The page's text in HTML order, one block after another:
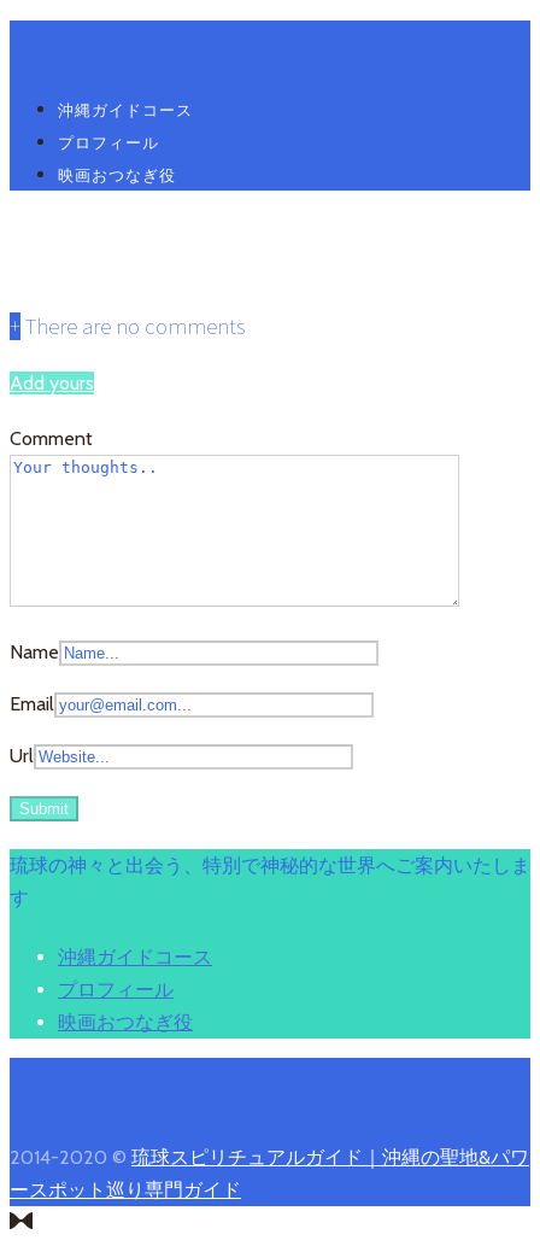
沖縄ガイドコース
プロフィール
映画おつなぎ役
+There are no comments
Add yours
Comment
Name
Email
Url
琉球の神々と出会う、特別で神秘的な世界へご案内いたしま
す
沖縄ガイドコース
プロフィール
映画おつなぎ役
2014-2020 © 琉球スピリチュアルガイド｜沖縄の聖地&パワ
ースポット巡り専門ガイド